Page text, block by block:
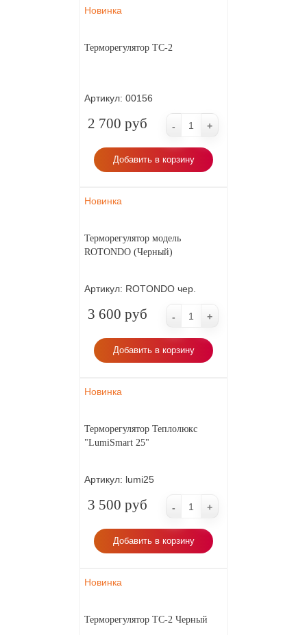
3 года
Новинка
Терморегулятор ТС-2
Артикул: 00156
2 700 руб - +
Добавить в корзину
Новинка
Терморегулятор модель
ROTONDO (Черный)
Артикул: ROTONDO чер.
3 600 руб - +
Добавить в корзину
Новинка
Терморегулятор Теплолюкс
"LumiSmart 25"
Артикул: lumi25
3 500 руб - +
Добавить в корзину
Новинка
Терморегулятор ТС-2 Черный